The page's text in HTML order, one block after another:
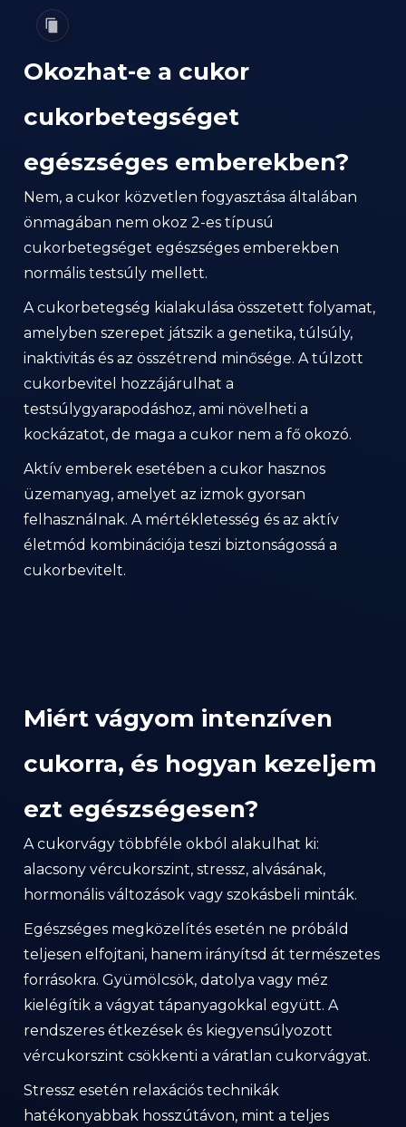
Okozhat-e a cukor
cukorbetegséget
egészséges emberekben?
Nem, a cukor közvetlen fogyasztása általában
önmagában nem okoz 2-es típusú
cukorbetegséget egészséges emberekben
normális testsúly mellett.
A cukorbetegség kialakulása összetett folyamat,
amelyben szerepet játszik a genetika, túlsúly,
inaktivitás és az összétrend minősége. A túlzott
cukorbevitel hozzájárulhat a
testsúlygyarapodáshoz, ami növelheti a
kockázatot, de maga a cukor nem a fő okozó.
Aktív emberek esetében a cukor hasznos
üzemanyag, amelyet az izmok gyorsan
felhasználnak. A mértékletesség és az aktív
életmód kombinációja teszi biztonságossá a
cukorbevitelt.
Miért vágyom intenzíven
cukorra, és hogyan kezeljem
ezt egészségesen?
A cukorvágy többféle okból alakulhat ki:
alacsony vércukorszint, stressz, alvásának,
hormonális változások vagy szokásbeli minták.
Egészséges megközelítés esetén ne próbáld
teljesen elfojtani, hanem irányítsd át természetes
forrásokra. Gyümölcsök, datolya vagy méz
kielégítik a vágyat tápanyagokkal együtt. A
rendszeres étkezések és kiegyensúlyozott
vércukorszint csökkenti a váratlan cukorvágyat.
Stressz esetén relaxációs technikák
hatékonyabbak hosszútávon, mint a teljes